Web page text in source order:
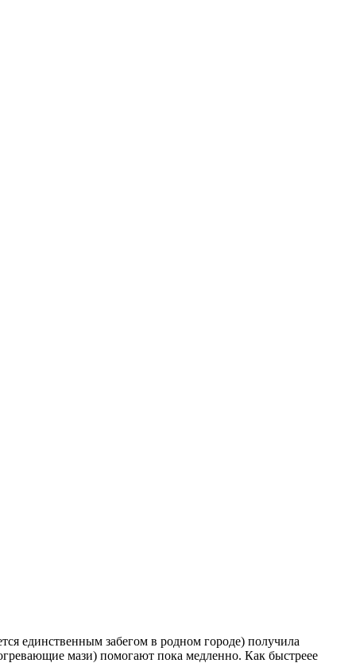
единственным забегом в родном городе) получила
мази) помогают пока медленно. Как быстреее